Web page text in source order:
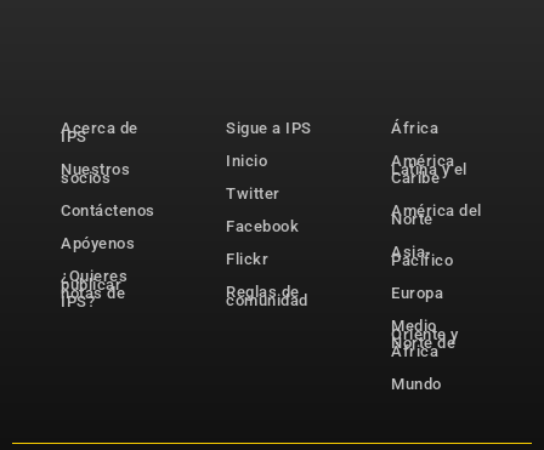
Acerca de
IPS
Nuestros
socios
Contáctenos
Apóyenos
¿Quieres
publicar
notas de
IPS?
Sigue a IPS
Inicio
Twitter
Facebook
Flickr
Reglas de
comunidad
África
América
Latina y el
Caribe
América del
Norte
Asia-
Pacífico
Europa
Medio
Oriente y
Norte de
África
Mundo